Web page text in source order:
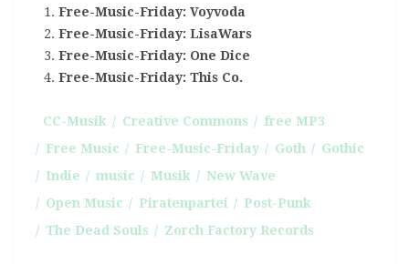
Free-Music-Friday: Voyvoda
Free-Music-Friday: LisaWars
Free-Music-Friday: One Dice
Free-Music-Friday: This Co.
CC-Musik Creative Commons
free MP3
Free Music
Free-Music-Friday Goth
Gothic
Indie
music Musik
New Wave
Open Music
Piratenpartei
Post-Punk
The Dead Souls
Zorch Factory Records